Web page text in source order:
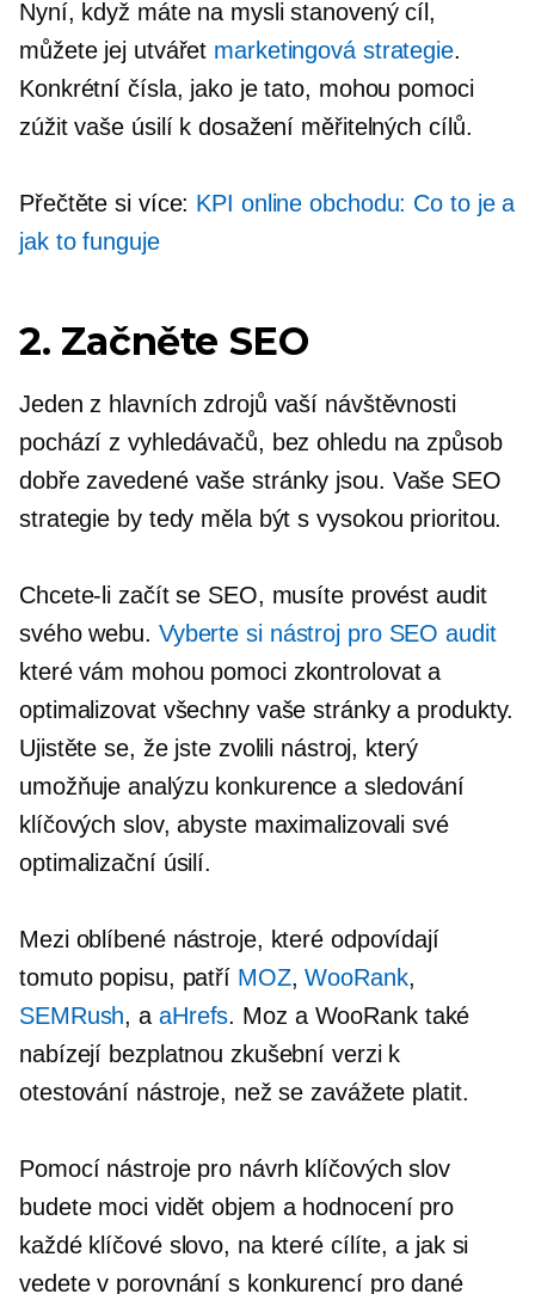
Nyní, když máte na mysli stanovený cíl,
můžete jej utvářet marketingová strategie.
Konkrétní čísla, jako je tato, mohou pomoci
zúžit vaše úsilí k dosažení měřitelných cílů.
Přečtěte si více: KPI online obchodu: Co to je a
jak to funguje
2. Začněte SEO
Jeden z hlavních zdrojů vaší návštěvnosti
pochází z vyhledávačů, bez ohledu na způsob
dobře zavedenévaše stránky jsou. Vaše SEO
strategie by tedy měla býts vysokou prioritou.
Chcete-li začít se SEO, musíte provést audit
svého webu. Vyberte si nástroj pro SEO audit
které vám mohou pomoci zkontrolovat a
optimalizovat všechny vaše stránky a produkty.
Ujistěte se, že jste zvolili nástroj, který
umožňuje analýzu konkurence a sledování
klíčových slov, abyste maximalizovali své
optimalizační úsilí.
Mezi oblíbené nástroje, které odpovídají
tomuto popisu, patří MOZ,WooRank,
SEMRush, a aHrefs. Moz a WooRank také
nabízejí bezplatnou zkušební verzi k
otestování nástroje, než se zavážete platit.
Pomocí nástroje pro návrh klíčových slov
budete moci vidět objem a hodnocení pro
každé klíčové slovo, na které cílíte, a jak si
vedete v porovnání s konkurencí pro dané